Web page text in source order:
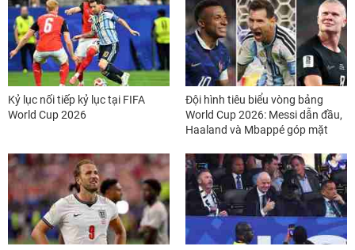
Kỷ lục nối tiếp kỷ lục tại FIFA
World Cup 2026
Đội hình tiêu biểu vòng bảng
World Cup 2026: Messi dẫn đầu,
Haaland và Mbappé góp mặt